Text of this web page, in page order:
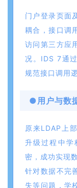
门户登录页面
耦合，接口调
访问第三方应
况。IDS 7通
规范接口调用
●用户与数
原来LDAP上
升级过程中学
密，成功实现
针对数据不完
失等问题，学